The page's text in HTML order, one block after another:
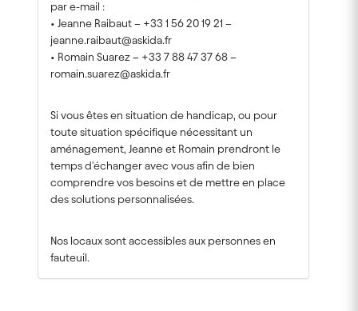
par e-mail :
• Jeanne Raibaut – +33 1 56 20 19 21 –
jeanne.raibaut@askida.fr
• Romain Suarez – +33 7 88 47 37 68 –
romain.suarez@askida.fr
Si vous êtes en situation de handicap, ou pour
toute situation spécifique nécessitant un
aménagement, Jeanne et Romain prendront le
temps d'échanger avec vous afin de bien
comprendre vos besoins et de mettre en place
des solutions personnalisées.
Nos locaux sont accessibles aux personnes en
fauteuil.